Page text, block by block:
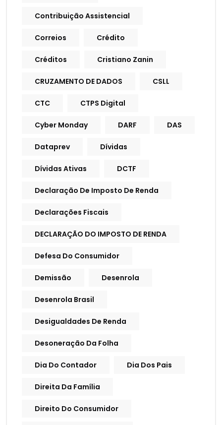
Contribuição Assistencial
Correios Crédito
Créditos Cristiano Zanin
CRUZAMENTO DE DADOS CSLL
CTC CTPS Digital
Cyber Monday DARF DAS
Dataprev Dívidas
Dívidas Ativas DCTF
Declaração De Imposto De Renda
Declarações Fiscais
DECLARAÇÃO DO IMPOSTO DE RENDA
Defesa Do Consumidor
Demissão Desenrola
Desenrola Brasil
Desigualdades De Renda
Desoneração Da Folha
Dia Do Contador Dia Dos Pais
Direita Da Família
Direito Do Consumidor